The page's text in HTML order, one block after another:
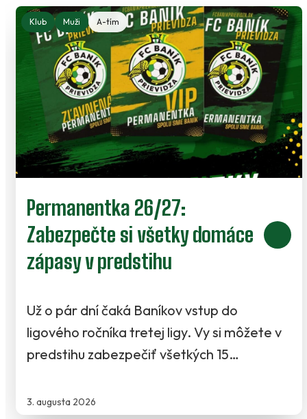
Klub Muži A-tím
Permanentka 26/27:
Zabezpečte si všetky domáce
zápasy v predstihu
3. augusta 2026
Už o pár dní čaká Baníkov vstup do
ligového ročníka tretej ligy. Vy si môžete v
predstihu zabezpečiť všetkých 15…